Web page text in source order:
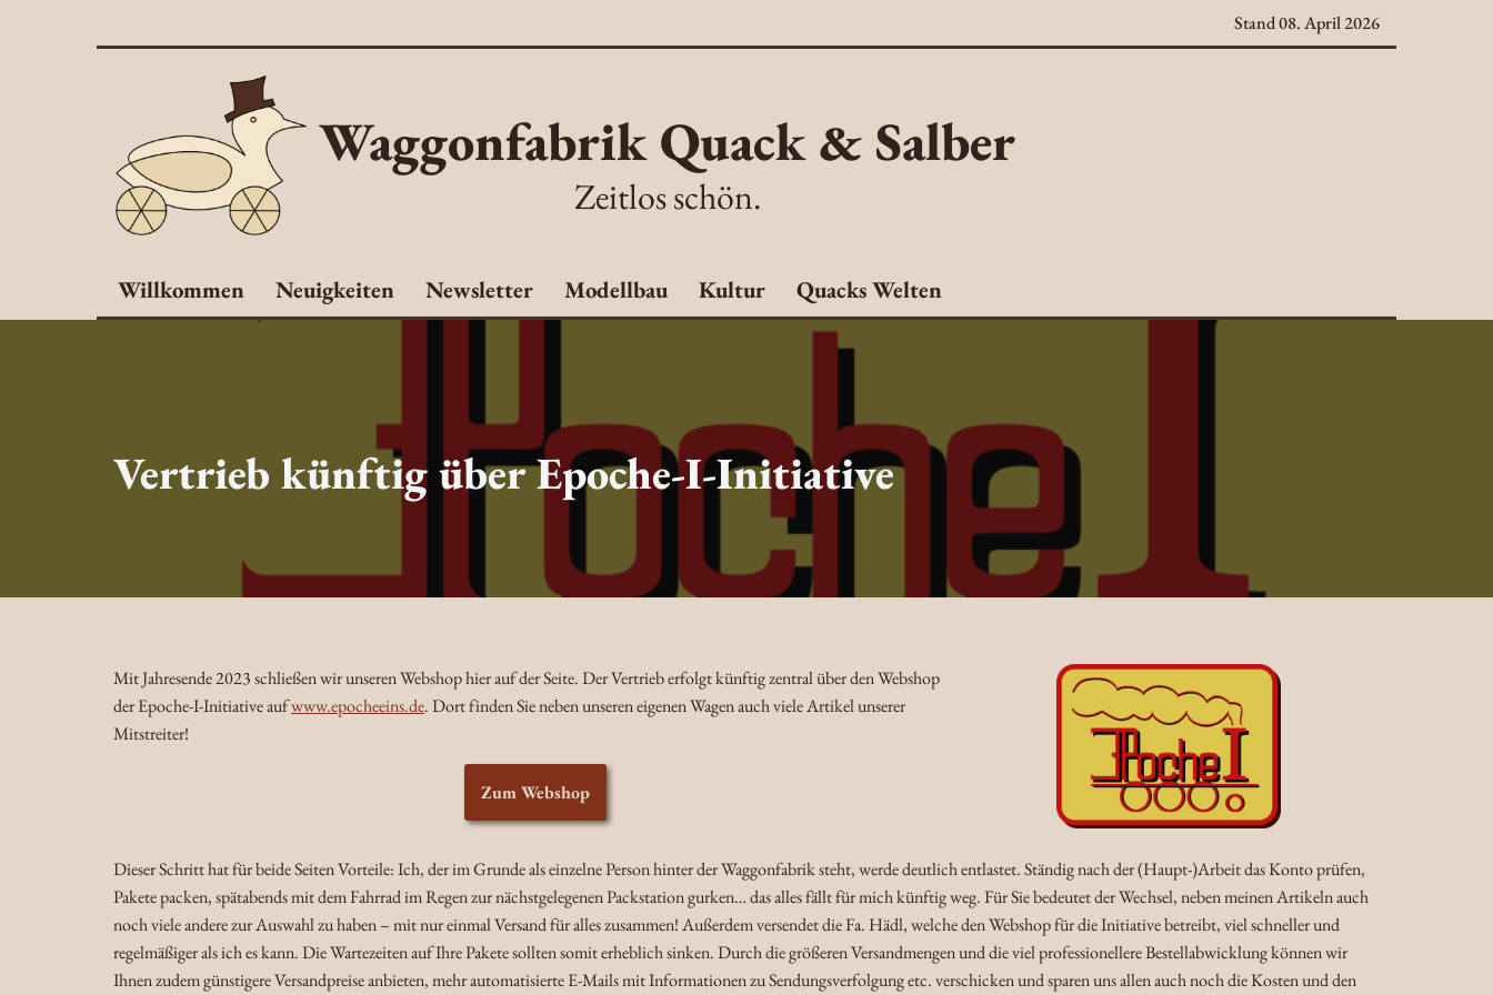
Stand 08. April 2026
Waggonfabrik Quack & Salber
Zeitlos schön.
Willkommen Neuigkeiten Newsletter Modellbau Kultur Quacks Welten
Vertrieb künftig über Epoche-I-Initiative
Mit Jahresende 2023 schließen wir unseren Webshop hier auf der Seite. Der Vertrieb erfolgt künftig zentral über den Webshop
der Epoche-I-Initiative aufwww.epocheeins.de. Dort finden Sie neben unseren eigenen Wagen auch viele Artikel unserer
Mitstreiter!
Zum Webshop
Dieser Schritt hat für beide Seiten Vorteile: Ich, der im Grunde als einzelne Person hinter der Waggonfabrik steht, werde deutlich entlastet. Ständig nach der (Haupt-)Arbeit das Konto prüfen,
Pakete packen, spätabends mit dem Fahrrad im Regen zur nächstgelegenen Packstation gurken… das alles fällt für mich künftig weg. Für Sie bedeutet der Wechsel, neben meinen Artikeln auch
noch viele andere zur Auswahl zu haben – mit nur einmal Versand für alles zusammen! Außerdem versendet die Fa. Hädl, welche den Webshop für die Initiative betreibt, viel schneller und
regelmäßiger als ich es kann. Die Wartezeiten auf Ihre Pakete sollten somit erheblich sinken. Durch die größeren Versandmengen und die viel professionellere Bestellabwicklung können wir
Ihnen zudem günstigere Versandpreise anbieten, mehr automatisierte E-Mails mit Informationen zu Sendungsverfolgung etc. verschicken und sparen uns allen auch noch die Kosten und den